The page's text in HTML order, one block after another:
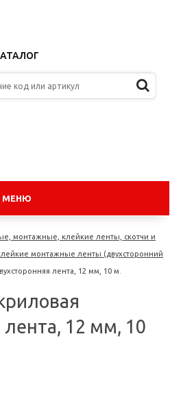
МЕНЮ
монтажные, клейкие ленты, скотчи и
монтажные ленты (двухсторонний
лента, 12 мм, 10 м.
лента, 12 мм, 10